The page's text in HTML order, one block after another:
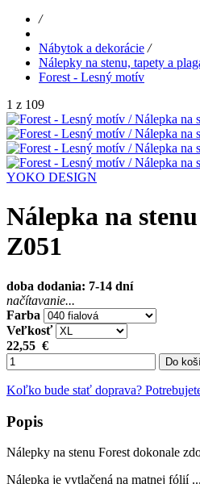
/
Nábytok a dekorácie /
Nálepky na stenu, tapety a
Forest - Lesný motív
1 z 109
YOKO DESIGN
Nálepka na
Z051
doba dodania: 7-14 dní
načítavanie...
Farba
Veľkosť
22,55 €
Do
Koľko bude stať doprava?
Popis
Nálepky na stenu Forest dokonale
Nálepka je vytlačená na matnej fólií ...